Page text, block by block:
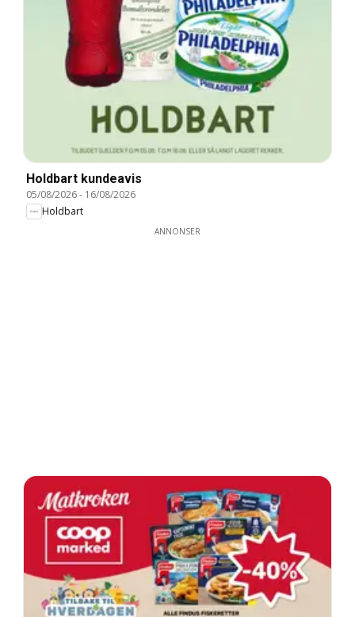
Holdbart kundeavis
05/08/2026- 16/08/2026
Holdbart
ANNONSER